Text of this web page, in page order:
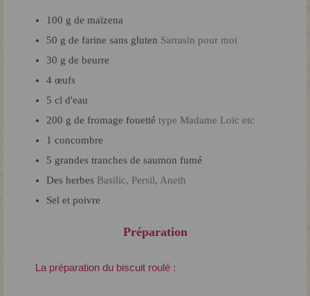
100 g de maïzena
50 g de farine sans gluten Sarrasin pour moi
30 g de beurre
4 œufs
5 cl d'eau
200 g de fromage fouetté type Madame Loïc etc
1 concombre
5 grandes tranches de saumon fumé
Des herbes Basilic, Persil, Aneth
Sel et poivre
Préparation
La préparation du biscuit roulé :